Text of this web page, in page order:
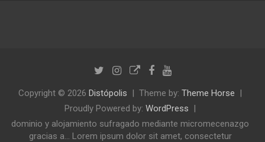
Copyright © 2026 Distópolis Theme by: Theme Horse
Proudly Powered by: WordPress
dominio y alojamiento sufragado mediante micromecenazgo
gracias a... Lorem ipsum dolor sit amet, consectetur